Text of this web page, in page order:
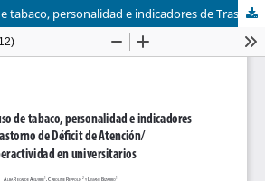
Severidad del uso de tabaco, personalidad e indicadores de Trastorno de Déficit de Atención/Hiperactividad en universitarios